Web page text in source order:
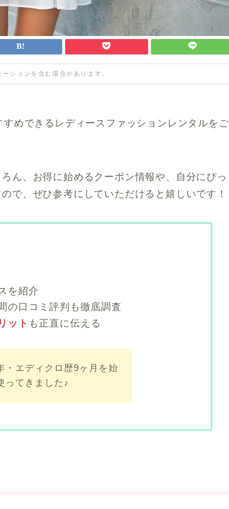
ションを含む場合があります。
すめできるレディースファッションレンタルをご
ん、お得に始めるクーポン情報や、自分にぴっ
で、ぜひ参考にしていただけると嬉しいです！
を紹介
の口コミ評判も徹底調査
ット も正直に伝える
・エディクロ歴9ヶ月を始
ってきました♪